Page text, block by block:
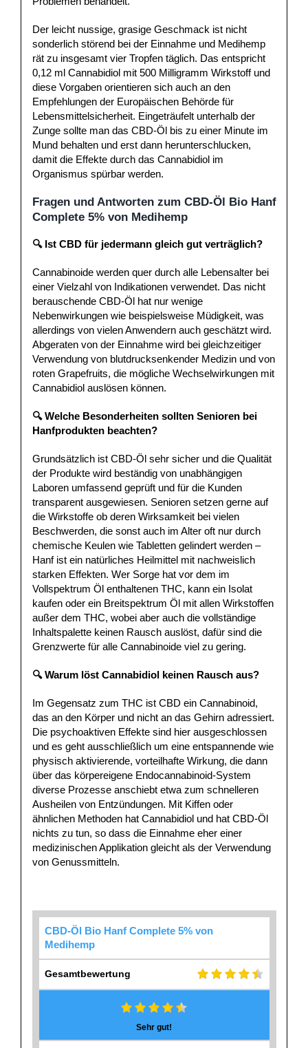
Der leicht nussige, grasige Geschmack ist nicht
sonderlich störend bei der Einnahme und Medihemp
rät zu insgesamt vier Tropfen täglich. Das entspricht
0,12 ml Cannabidiol mit 500 Milligramm Wirkstoff und
diese Vorgaben orientieren sich auch an den
Empfehlungen der Europäischen Behörde für
Lebensmittelsicherheit. Eingeträufelt unterhalb der
Zunge sollte man das CBD-Öl bis zu einer Minute im
Mund behalten und erst dann herunterschlucken,
damit die Effekte durch das Cannabidiol im
Organismus spürbar werden.
Fragen und Antworten zum CBD-Öl Bio Hanf
Complete 5% von Medihemp
🔍 Ist CBD für jedermann gleich gut verträglich?
Cannabinoide werden quer durch alle Lebensalter bei
einer Vielzahl von Indikationen verwendet. Das nicht
berauschende CBD-Öl hat nur wenige
Nebenwirkungen wie beispielsweise Müdigkeit, was
allerdings von vielen Anwendern auch geschätzt wird.
Abgeraten von der Einnahme wird bei gleichzeitiger
Verwendung von blutdrucksenkender Medizin und von
roten Grapefruits, die mögliche Wechselwirkungen mit
Cannabidiol auslösen können.
🔍 Welche Besonderheiten sollten Senioren bei
Hanfprodukten beachten?
Grundsätzlich ist CBD-Öl sehr sicher und die Qualität
der Produkte wird beständig von unabhängigen
Laboren umfassend geprüft und für die Kunden
transparent ausgewiesen. Senioren setzen gerne auf
die Wirkstoffe ob deren Wirksamkeit bei vielen
Beschwerden, die sonst auch im Alter oft nur durch
chemische Keulen wie Tabletten gelindert werden –
Hanf ist ein natürliches Heilmittel mit nachweislich
starken Effekten. Wer Sorge hat vor dem im
Vollspektrum Öl enthaltenen THC, kann ein Isolat
kaufen oder ein Breitspektrum Öl mit allen Wirkstoffen
außer dem THC, wobei aber auch die vollständige
Inhaltspalette keinen Rausch auslöst, dafür sind die
Grenzwerte für alle Cannabinoide viel zu gering.
🔍 Warum löst Cannabidiol keinen Rausch aus?
Im Gegensatz zum THC ist CBD ein Cannabinoid,
das an den Körper und nicht an das Gehirn adressiert.
Die psychoaktiven Effekte sind hier ausgeschlossen
und es geht ausschließlich um eine entspannende wie
physisch aktivierende, vorteilhafte Wirkung, die dann
über das körpereigene Endocannabinoid-System
diverse Prozesse anschiebt etwa zum schnelleren
Ausheilen von Entzündungen. Mit Kiffen oder
ähnlichen Methoden hat Cannabidiol und hat CBD-Öl
nichts zu tun, so dass die Einnahme eher einer
medizinischen Applikation gleicht als der Verwendung
von Genussmitteln.
CBD-Öl Bio Hanf Complete 5% von
Medihemp
Gesamtbewertung
Sehr gut!